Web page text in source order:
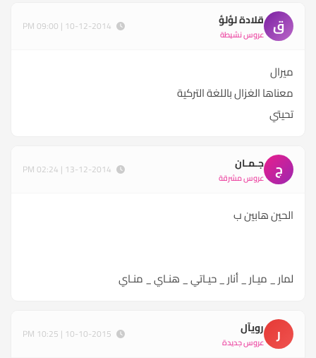
ق قلادة لؤلؤ
عروس نشيطة
ميرال
معناها الغزال باللغة التركية
تحيتي
ج جـمـان
عروس مشرقة
الحين هابين ب
لمار _ ميـار _ أنار _ حيـاتي _ هنـاي _ منـاي
ر رويآل
عروس جديدة